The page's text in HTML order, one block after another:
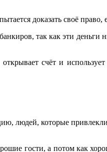
доказать своё
так как эти деньги
счёт и
людей, которые
гости, а потом как